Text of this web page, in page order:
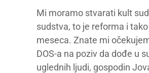
Mi moramo stvarati kult
sudstva, to je reforma i
meseca. Znate mi
DOS-a na poziv da dođe u
uglednih ljudi, gospodin